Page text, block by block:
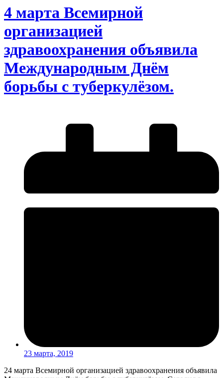
4 марта Всемирной
организацией
здравоохранения объявила
Международным Днём
борьбы с туберкулёзом.
23 марта, 2019
24 марта Всемирной организацией здравоохранения объявила